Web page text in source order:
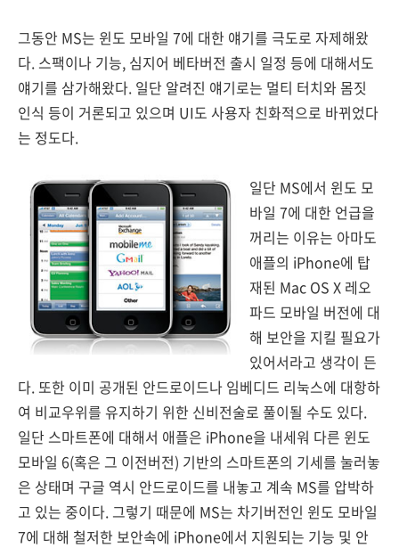
그동안 MS는 윈도 모바일 7에 대한 얘기를 극도로 자제해왔
다. 스팩이나 기능, 심지어 베타버전 출시 일정 등에 대해서도
얘기를 삼가해왔다. 일단 알려진 얘기로는 멀티 터치와 몸짓
인식 등이 거론되고 있으며 UI도 사용자 친화적으로 바뀌었다
는 정도다.
일단 MS에서 윈도 모
바일 7에 대한 언급을
꺼리는 이유는 아마도
애플의 iPhone에 탑
재된 Mac OS X 레오
파드 모바일 버전에 대
해 보안을 지킬 필요가
있어서라고 생각이 든
다. 또한 이미 공개된 안드로이드나 임베디드 리눅스에 대항하
여 비교우위를 유지하기 위한 신비전술로 풀이될 수도 있다.
일단 스마트폰에 대해서 애플은 iPhone을 내세워 다른 윈도
모바일 6(혹은 그 이전버전) 기반의 스마트폰의 기세를 눌러놓
은 상태며 구글 역시 안드로이드를 내놓고 계속 MS를 압박하
고 있는 중이다. 그렇기 때문에 MS는 차기버전인 윈도 모바일
7에 대해 철저한 보안속에 iPhone에서 지원되는 기능 및 안